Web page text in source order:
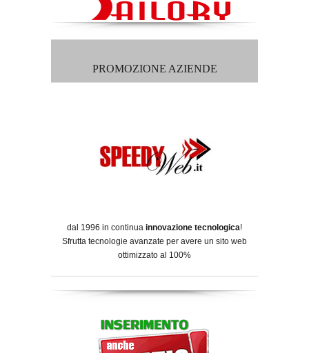
PROMOZIONE AZIENDE
dal 1996 in continua innovazione tecnologica!
Sfrutta tecnologie avanzate per avere un sito web
ottimizzato al 100%